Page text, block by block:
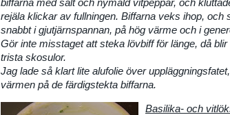
biffarna med salt och nymald vitpeppar, och
rejäla klickar av fullningen. Biffarna veks ihop, och
snabbt i gjutjärnspannan, på hög värme och i
Gör inte misstaget att steka lövbiff för länge, då blir
trista skosulor.
Jag lade så klart lite alufolie över
värmen på de färdigstekta biffarna.
Basilika- och